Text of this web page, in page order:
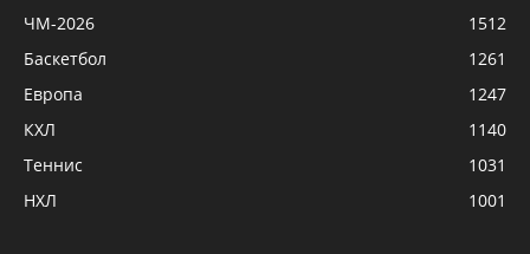
ЧМ-2026
1512
Баскетбол
1261
Европа
1247
КХЛ
1140
Теннис
1031
НХЛ
1001